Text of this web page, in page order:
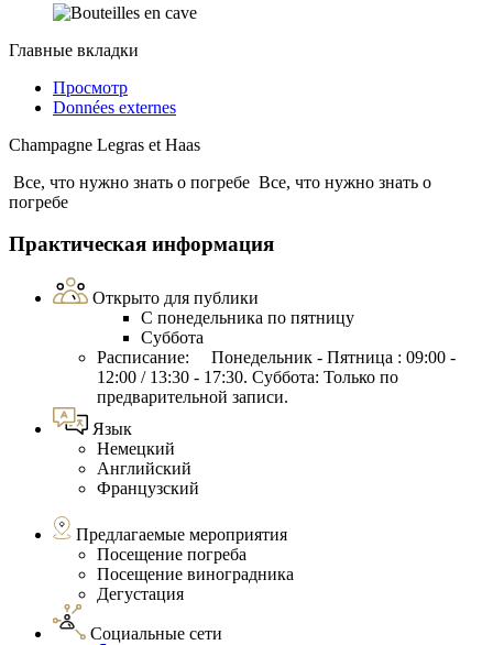
Главные вкладки
Просмотр
Données externes
Champagne Legras et Haas
Все, что нужно знать о погребе Все, что нужно знать о
погребе
Практическая информация
Открыто для публики
С понедельника по пятницу
Суббота
Расписание: Понедельник - Пятница : 09:00 -
12:00 / 13:30 - 17:30. Суббота: Только по
предварительной записи.
Язык
Немецкий
Английский
Французский
Предлагаемые мероприятия
Посещение погреба
Посещение виноградника
Дегустация
Социальные сети